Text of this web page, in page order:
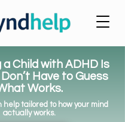
a Child with ADHD Is
Don’t Have to Guess
Works.
tailored to how your mind
actually works.